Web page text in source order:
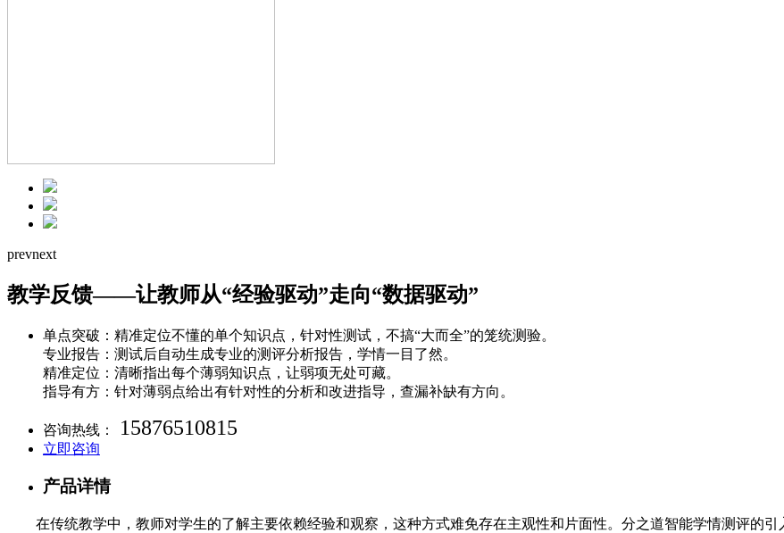
prevnext
教学反馈——让教师从“经验驱动”走向“数据驱动”
单点突破：精准定位不懂的单个知识点，针对性测试，不搞“大而全”的笼统测验。
专业报告：测试后自动生成专业的测评分析报告，学情一目了然。
精准定位：清晰指出每个薄弱知识点，让弱项无处可藏。
指导有方：针对薄弱点给出有针对性的分析和改进指导，查漏补缺有方向。
咨询热线： 15876510815
立即咨询
产品详情
在传统教学中，教师对学生的了解主要依赖经验和观察，这种方式难免存在主观性和片面性。分之道智能学情测评的引